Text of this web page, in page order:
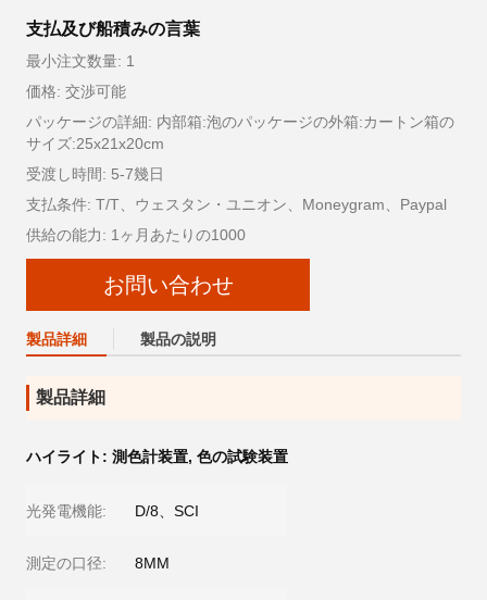
支払及び船積みの言葉
最小注文数量: 1
価格: 交渉可能
パッケージの詳細: 内部箱:泡のパッケージの外箱:カートン箱の
サイズ:25x21x20cm
受渡し時間: 5-7幾日
支払条件: T/T、ウェスタン・ユニオン、Moneygram、Paypal
供給の能力: 1ヶ月あたりの1000
お問い合わせ
製品詳細 製品の説明
製品詳細
ハイライト: 測色計装置, 色の試験装置
光発電機能: D/8、SCI
測定の口径: 8MM